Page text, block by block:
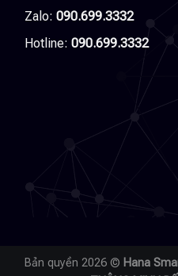
Zalo: 090.699.3332
Hotline: 090.699.3332
Bản quyền 2026 © Hana